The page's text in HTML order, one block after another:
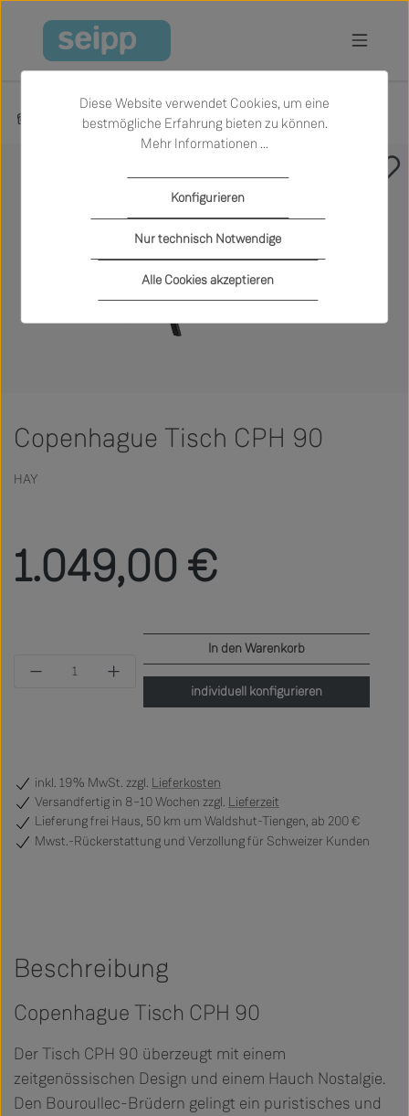
Zum Hauptinhalt springen
Produkte Büro und Arbeiten Schreibtische
Copenhague Tisch CPH 90
HAY
1.049,00 €
Produkt Anzahl: Gib den gewünschten Wert
In den Warenkorb
individuell konfigurieren
inkl. 19% MwSt. zzgl. Lieferkosten
Versandfertig in 8–10 Wochen zzgl. Lieferzeit
Lieferung frei Haus, 50 km um Waldshut-Tiengen, ab 200 €
Mwst.-Rückerstattung und Verzollung für Schweizer Kunden
Beschreibung
Copenhague Tisch CPH 90
Der Tisch CPH 90 überzeugt mit einem
zeitgenössischen Design und einem Hauch Nostalgie.
Den Bouroullec-Brüdern gelingt ein puristisches und
Diese Website verwendet Cookies, um eine
bestmögliche Erfahrung bieten zu können.
Mehr Informationen ...
Nur technisch Notwendige
Konfigurieren
Alle Cookies akzeptieren